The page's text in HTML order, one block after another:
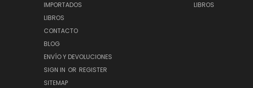
IMPORTADOS
LIBROS
CONTACTO
BLOG
ENVÍO Y DEVOLUCIONES
SIGN IN OR REGISTER
SITEMAP
LIBROS